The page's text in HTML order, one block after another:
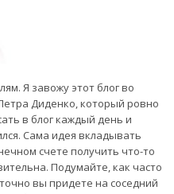
Я завожу этот блог во
Диденко, который ровно
в блог каждый день и
Сама идея вкладывать
счете получить что-то
Подумайте, как часто
вы придете на соседний